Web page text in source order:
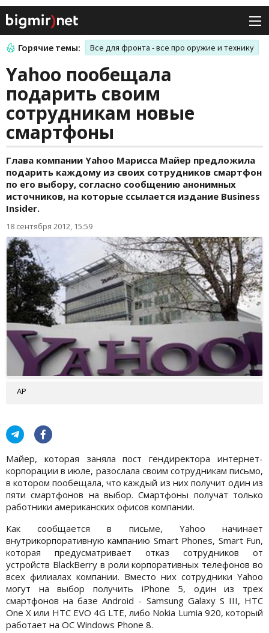
Горячие темы: Все для фронта - все про оружие и технику
Yahoo пообещала
подарить своим
сотрудникам новые
смартфоны
Глава компании Yahoo Марисса Майер предложила
подарить каждому из своих сотрудников смартфон
по его выбору, согласно сообщению анонимных
источников, на которые ссылается издание Business
Insider.
18 сентября 2012, 15:59
АР
Майер, которая заняла пост гендиректора интернет-
корпорации в июле, разослала своим сотрудникам письмо,
в котором пообещала, что каждый из них получит один из
пяти смартфонов на выбор. Смартфоны получат только
работники американских офисов компании.
Как сообщается в письме, Yahoo начинает
внутрикорпоративную кампанию Smart Phones, Smart Fun,
которая предусматривает отказ сотрудников от
устройств BlackBerry в роли корпоративных телефонов во
всех филиалах компании. Вместо них сотрудники Yahoo
могут на выбор получить iPhone 5, один из трех
смартфонов на базе Android - Samsung Galaxy S III, HTC
One X или HTC EVO 4G LTE, либо Nokia Lumia 920, который
работает на ОС Windows Phone 8.